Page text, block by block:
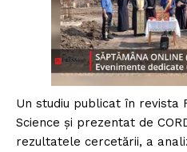
Un studiu publicat în revista
Science și prezentat de
rezultatele cercetării, a